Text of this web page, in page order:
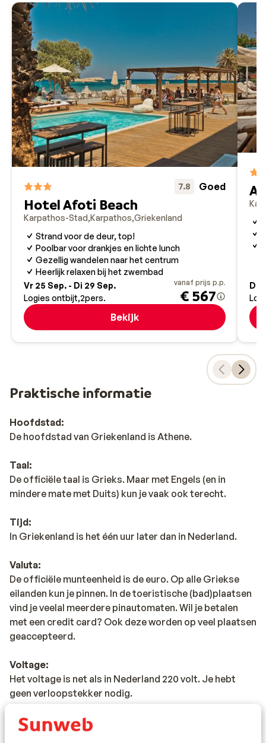
7.8 Goed
Hotel Afoti Beach
Karpathos-Stad Karpathos Griekenland
Strand voor de deur, top!
Poolbar voor drankjes en lichte lunch
Gezellig wandelen naar het centrum
Heerlijk relaxen bij het zwembad
Vr 25 Sep. - Di 29 Sep.
Logies ontbijt 2pers.
vanaf prijs p.p.
€ 567
Bekijk
Di
Praktische informatie
Hoofdstad:
De hoofdstad van Griekenland is Athene.
Taal:
De officiële taal is Grieks. Maar met Engels (en in
mindere mate met Duits) kun je vaak ook terecht.
Tijd:
In Griekenland is het één uur later dan in Nederland.
Valuta:
De officiële munteenheid is de euro. Op alle Griekse
eilanden kun je pinnen. In de toeristische (bad)plaatsen
vind je veelal meerdere pinautomaten. Wil je betalen
met een credit card? Ook deze worden op veel plaatsen
geaccepteerd.
Voltage:
Het voltage is net als in Nederland 220 volt. Je hebt
geen verloopstekker nodig.
Reisdocumenten: